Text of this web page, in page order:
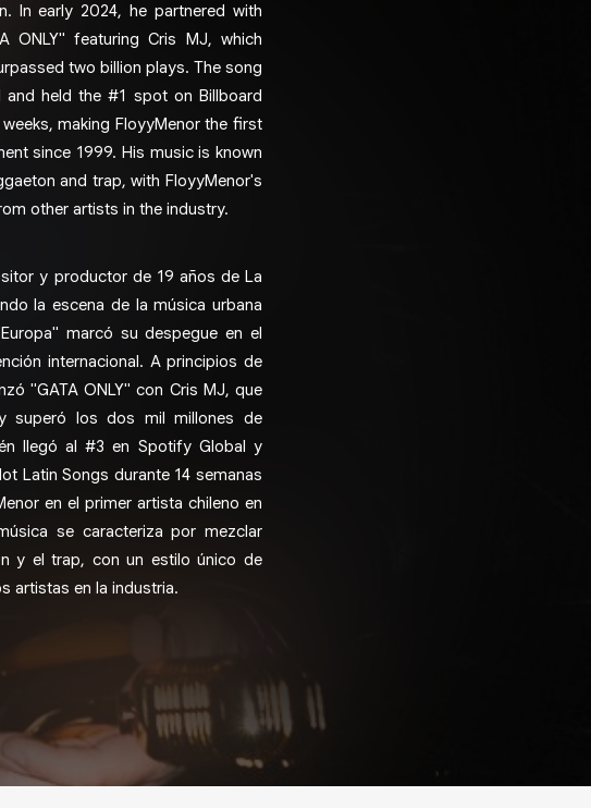
In early 2024, he partnered with
ONLY" featuring Cris MJ, which
two billion plays. The song
held the #1 spot on Billboard
making FloyyMenor the first
since 1999. His music is known
and trap, with FloyyMenor's
other artists in the industry.
y productor de 19 años de La
la escena de la música urbana
marcó su despegue en el
internacional. A principios de
"GATA ONLY" con Cris MJ, que
superó los dos mil millones de
llegó al #3 en Spotify Global y
Latin Songs durante 14 semanas
en el primer artista chileno en
se caracteriza por mezclar
y el trap, con un estilo único de
artistas en la industria.